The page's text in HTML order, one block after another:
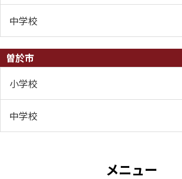
中学校
曽於市
小学校
中学校
メニュー